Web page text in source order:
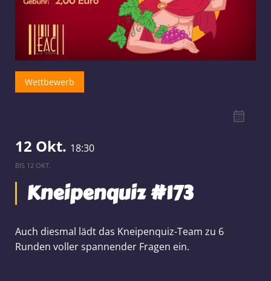
Wettbewerb
12 Okt. 18:30
BIS 12 OKT.
Kneipenquiz #173
Auch diesmal lädt das Kneipenquiz-Team zu 6
Runden voller spannender Fragen ein.